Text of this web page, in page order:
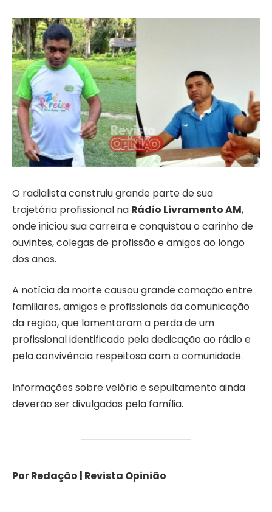
O radialista construiu grande parte de sua
trajetória profissional na Rádio Livramento AM,
onde iniciou sua carreira e conquistou o carinho de
ouvintes, colegas de profissão e amigos ao longo
dos anos.
A notícia da morte causou grande comoção entre
familiares, amigos e profissionais da comunicação
da região, que lamentaram a perda de um
profissional identificado pela dedicação ao rádio e
pela convivência respeitosa com a comunidade.
Informações sobre velório e sepultamento ainda
deverão ser divulgadas pela família.
Por Redação | Revista Opinião